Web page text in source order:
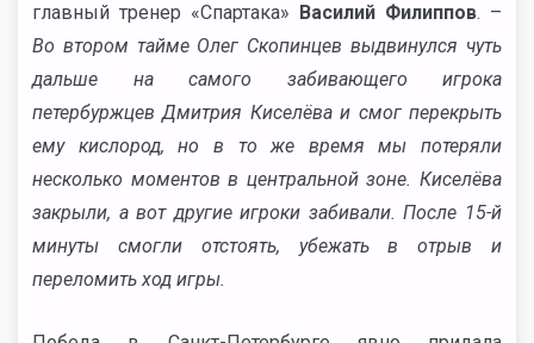
главный тренер «Спартака» Василий Филиппов. –
Во втором тайме Олег Скопинцев выдвинулся чуть
дальше на самого забивающего игрока
петербуржцев Дмитрия Киселёва и смог перекрыть
ему кислород, но в то же время мы потеряли
несколько моментов в центральной зоне. Киселёва
закрыли, а вот другие игроки забивали. После 15-й
минуты смогли отстоять, убежать в отрыв и
переломить ход игры.